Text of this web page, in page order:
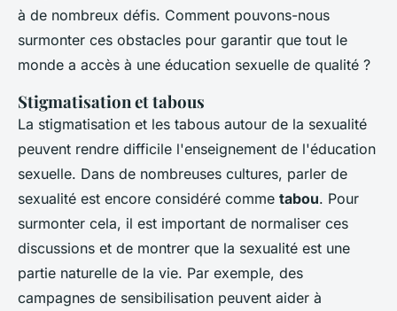
à de nombreux défis. Comment pouvons-nous
surmonter ces obstacles pour garantir que tout le
monde a accès à une éducation sexuelle de qualité ?
Stigmatisation et tabous
La stigmatisation et les tabous autour de la sexualité
peuvent rendre difficile l'enseignement de l'éducation
sexuelle. Dans de nombreuses cultures, parler de
sexualité est encore considéré comme tabou. Pour
surmonter cela, il est important de normaliser ces
discussions et de montrer que la sexualité est une
partie naturelle de la vie. Par exemple, des
campagnes de sensibilisation peuvent aider à